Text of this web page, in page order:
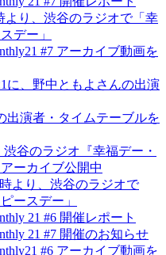
より、渋谷のラジオで「幸
デー」
#7 アーカイブ動画を
に、野中ともよさんの出演
出演者・タイムテーブルを
渋谷のラジオ『幸福デー・
ーカイブ公開中
より、渋谷のラジオで
ースデー」
21 #6 開催レポート
21 #7 開催のお知らせ
#6 アーカイブ動画を